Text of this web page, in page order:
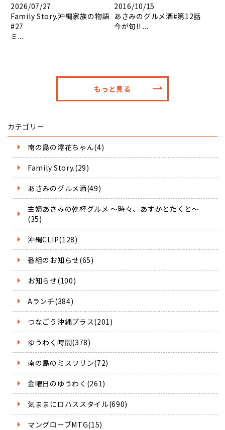
2026/07/27
Family Story.沖縄家族の物語
#27
ミ...
2016/10/15
あさみのグルメ酒#第12話
今が旬!! ...
もっと見る
カテゴリー
南の島の澪花ちゃん(4)
Family Story.(29)
あさみのグルメ酒(49)
主婦あさみの乾杯グルメ ～時々、あすかとたくと～
(35)
沖縄CLIP(128)
番組のお知らせ(65)
お知らせ(100)
Aランチ(384)
つなごう沖縄プラス(201)
ゆうわく時間(378)
南の島のミスワリン(72)
金曜日のゆうわく(261)
気ままにロハススタイル(690)
マングローブMTG(15)